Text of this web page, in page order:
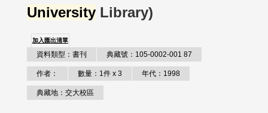
University Library)
加入匯出清單
資料類型：書刊 典藏號：105-0002-001 87
作者： 數量：1件 x 3 年代：1998
典藏地：交大校區